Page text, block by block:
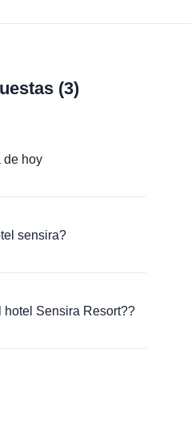
(3)
de hoy
sensira?
hotel Sensira Resort??